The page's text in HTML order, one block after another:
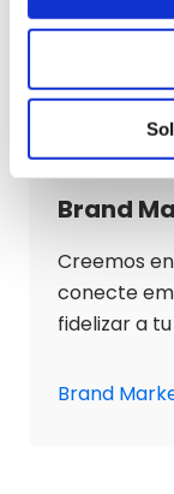
Estrategia
Brand
Creemos
conecte
fidelizar a
Brand